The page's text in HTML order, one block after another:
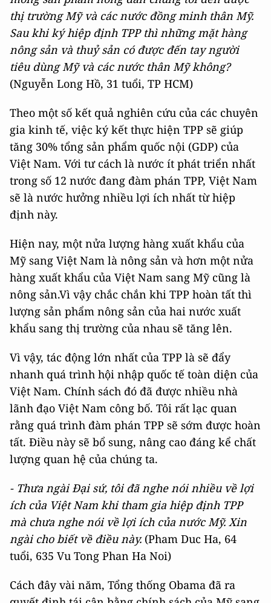
thị trường Mỹ và các nước đồng minh thân Mỹ.
Sau khi ký hiệp định TPP thì những mặt hàng
nông sản và thuỷ sản có được đến tay người
tiêu dùng Mỹ và các nước thân Mỹ không?
(Nguyễn Long Hồ, 31 tuổi, TP HCM)
Theo một số kết quả nghiên cứu của các chuyên
gia kinh tế, việc ký kết thực hiện TPP sẽ giúp
tăng 30% tổng sản phẩm quốc nội (GDP) của
Việt Nam. Với tư cách là nước ít phát triển nhất
trong số 12 nước đang đàm phán TPP, Việt Nam
sẽ là nước hưởng nhiều lợi ích nhất từ hiệp
định này.
Hiện nay, một nửa lượng hàng xuất khẩu của
Mỹ sang Việt Nam là nông sản và hơn một nửa
hàng xuất khẩu của Việt Nam sang Mỹ cũng là
nông sản.Vì vậy chắc chắn khi TPP hoàn tất thì
lượng sản phẩm nông sản của hai nước xuất
khẩu sang thị trường của nhau sẽ tăng lên.
Vì vậy, tác động lớn nhất của TPP là sẽ đẩy
nhanh quá trình hội nhập quốc tế toàn diện của
Việt Nam. Chính sách đó đã được nhiều nhà
lãnh đạo Việt Nam công bố. Tôi rất lạc quan
rằng quá trình đàm phán TPP sẽ sớm được hoàn
tất. Điều này sẽ bổ sung, nâng cao đáng kể chất
lượng quan hệ của chúng ta.
- Thưa ngài Đại sứ, tôi đã nghe nói nhiều về lợi
ích của Việt Nam khi tham gia hiệp định TPP
mà chưa nghe nói về lợi ích của nước Mỹ. Xin
ngài cho biết về điều này.(Pham Duc Ha, 64
tuổi, 635 Vu Tong Phan Ha Noi)
Cách đây vài năm, Tổng thống Obama đã ra